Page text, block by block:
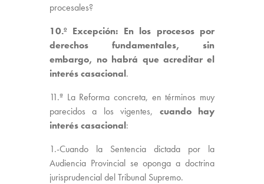
procesales?
10.º Excepción: En los procesos por
derechos fundamentales, sin
embargo, no habrá que acreditar el
interés casacional.
11.ª La Reforma concreta, en términos muy
parecidos a los vigentes, cuando hay
interés casacional:
1.-Cuando la Sentencia dictada por la
Audiencia Provincial se oponga a doctrina
jurisprudencial del Tribunal Supremo.